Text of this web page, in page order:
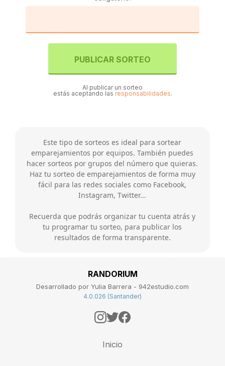
PUBLICAR SORTEO
Al publicar un sorteo
estás aceptando las responsabilidades.
Este tipo de sorteos es ideal para sortear
emparejamientos por equipos. También puedes
hacer sorteos por grupos del número que quieras.
Haz tu sorteo de emparejamientos de forma muy
fácil para las redes sociales como Facebook,
Instagram, Twitter...
Recuerda que podrás organizar tu cuenta atrás y
tu programar tu sorteo, para publicar los
resultados de forma transparente.
RANDORIUM
Desarrollado por Yulia Barrera - 942estudio.com
4.0.026 (Santander)
Inicio